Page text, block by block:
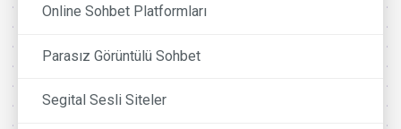
Online Sohbet Platformları
Parasız Görüntülü Sohbet
Segital Sesli Siteler